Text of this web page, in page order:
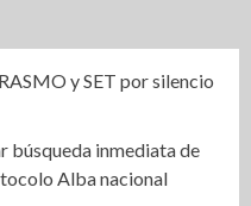
y SET por silencio
búsqueda inmediata de
Alba nacional